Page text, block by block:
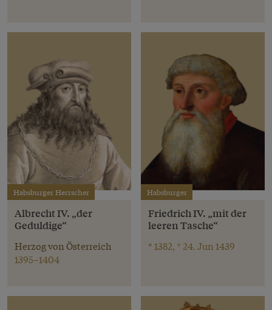
Habsburger Herrscher
Albrecht IV. „der
Geduldige“
Herzog von Österreich
1395–1404
Habsburger
Friedrich IV. „mit der
leeren Tasche“
* 1382, † 24. Jun 1439